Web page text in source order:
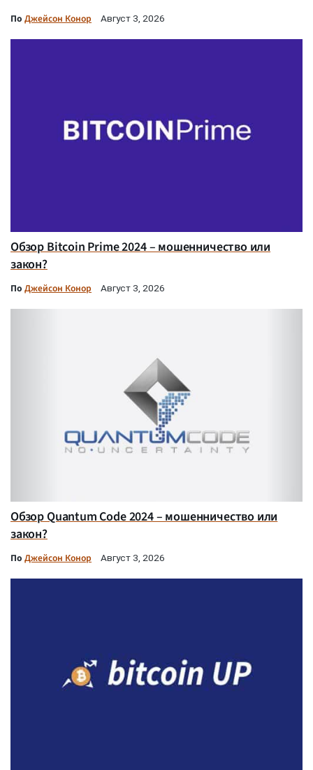
По Джейсон Конор Август 3, 2026
Обзор Bitcoin Prime 2024 – мошенничество или
закон?
По Джейсон Конор Август 3, 2026
Обзор Quantum Code 2024 – мошенничество или
закон?
По Джейсон Конор Август 3, 2026